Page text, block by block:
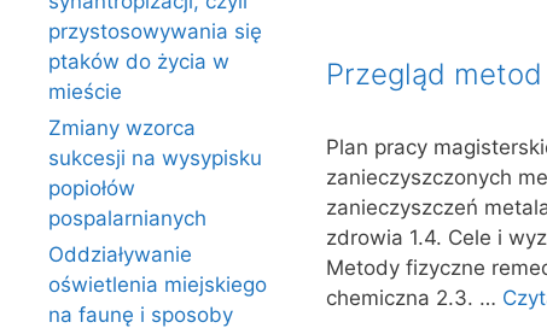
Przegląd
Plan pracy
zanieczyszczonych
zanieczyszczeń
zdrowia 1.4. Cele i
Metody fizyczne
chemiczna 2.3. …
przystosowywania się
ptaków do życia w
mieście
Zmiany wzorca
sukcesji na wysypisku
popiołów
pospalarnianych
Oddziaływanie
oświetlenia miejskiego
na faunę i sposoby